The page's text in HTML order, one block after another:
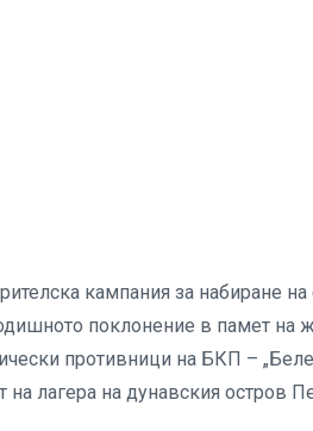
кампания за набиране
поклонение в памет на
противници на БКП –
лагера на дунавския остров